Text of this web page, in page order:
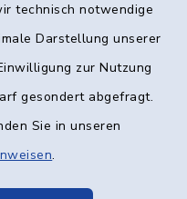
technisch notwendige
Darstellung unserer
zur Nutzung
gesondert abgefragt.
Sie in unseren
.